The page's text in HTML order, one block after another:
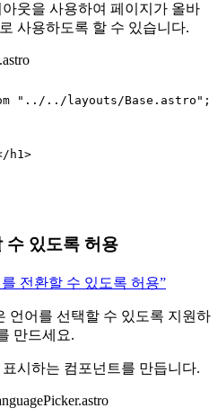
웃을 사용하여 페이지가 올바
사용하도록 할 수 있습니다.
" ../../layouts/Base.astro " ;
h1>
수 있도록 허용
전환할 수 있도록 허용”
언어를 선택할 수 있도록 지원하
만드세요.
시하는 컴포넌트를 만듭니다.